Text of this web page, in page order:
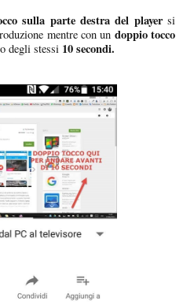
sulla parte destra del playersi
mentre con un doppio tocco
degli stessi 10 secondi.